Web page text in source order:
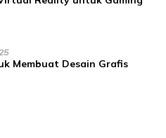
Membuat Desain Grafis